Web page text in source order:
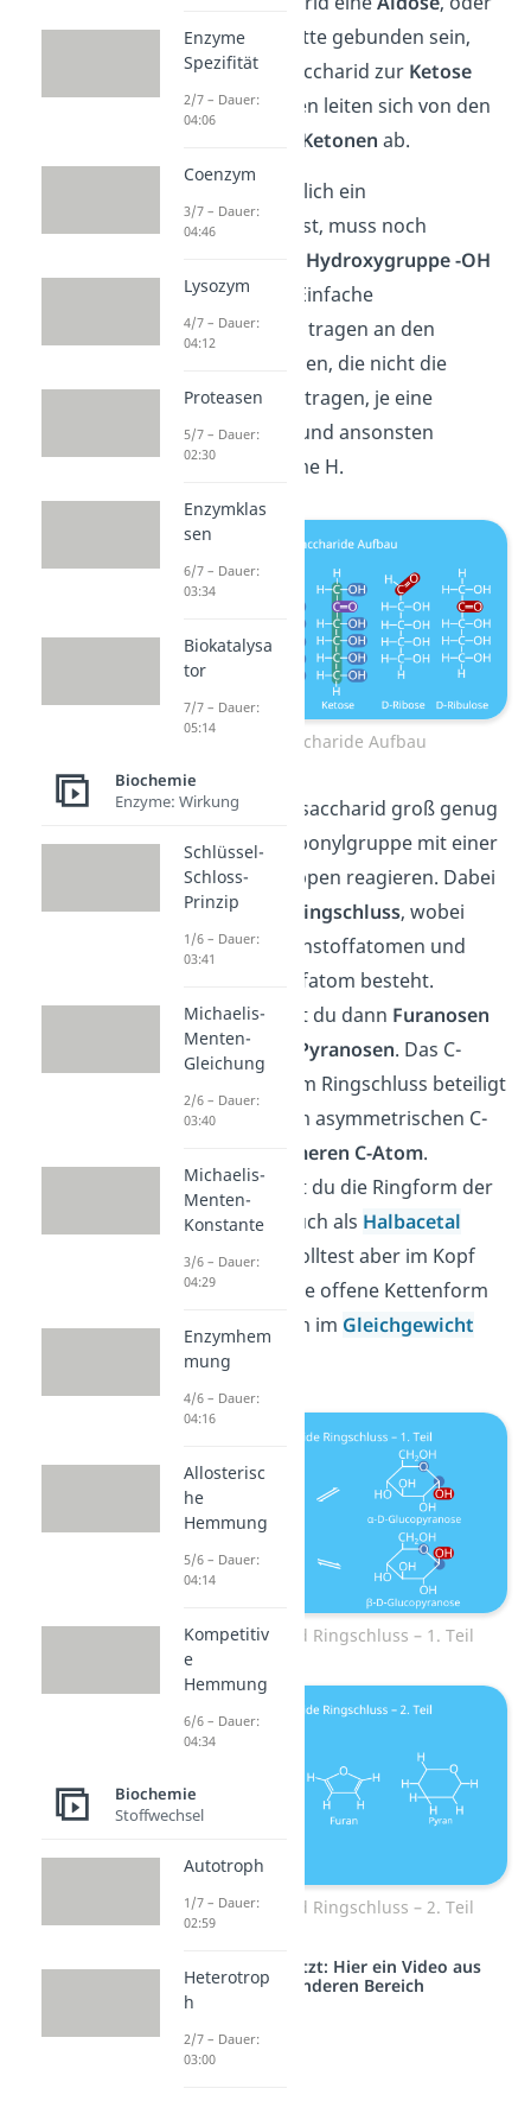
innerhalb der Kette gebunden sein,
was das Monosaccharid zur Ketose
macht. Die Namen leiten sich von den
Ketonen ab.
Damit es tatsächlich ein
Monosaccharid ist, muss noch
Hydroxygruppe-OH
gebunden sein. Einfache
Monosaccharide tragen an den
Kohlenstoffatomen, die nicht die
Carbonylgruppe tragen, je eine
Hydroxygruppe und ansonsten
Wasserstoffatome H.
Monosaccharide Aufbau
Wenn das Monosaccharid groß genug
ist, kann die Carbonylgruppe mit einer
der Hydroxygruppen reagieren. Dabei
kommt es zum
Ringschluss, wobei
dieser aus Kohlenstoffatomen und
einem Sauerstoffatom besteht.
Fünfringe nennst du dann Furanosen
und Sechsringe
Pyranosen. Das C-
Atom, welches am Ringschluss beteiligt
ist, wird zu einem asymmetrischen C-
anomeren C-Atom.
Weiterhin kannst du die Ringform der
Einfachzucker auch als Halbacetal
benennen. Du solltest aber im Kopf
behalten, dass die offene Kettenform
und die Ringform im Gleichgewicht
stehen.
Monosaccharid Ringschluss – 1. Teil
Monosaccharid Ringschluss – 2. Teil
Studyflix vernetzt: Hier ein Video aus
einem anderen Bereich
Enzyme
Spezifität
2/7 – Dauer:
04:06
Coenzym
3/7 – Dauer:
04:46
Lysozym
4/7 – Dauer:
04:12
Proteasen
5/7 – Dauer:
02:30
Enzymklas
sen
6/7 – Dauer:
03:34
Biokatalysa
tor
7/7 – Dauer:
05:14
Biochemie
Enzyme: Wirkung
Schlüssel-
Schloss-
Prinzip
1/6 – Dauer:
03:41
Michaelis-
Menten-
Gleichung
2/6 – Dauer:
03:40
Michaelis-
Menten-
Konstante
3/6 – Dauer:
04:29
Enzymhem
mung
4/6 – Dauer:
04:16
Allosterisc
he
Hemmung
5/6 – Dauer:
04:14
Kompetitiv
e
Hemmung
6/6 – Dauer:
04:34
Biochemie
Stoffwechsel
Autotroph
1/7 – Dauer:
02:59
Heterotrop
h
2/7 – Dauer:
03:00